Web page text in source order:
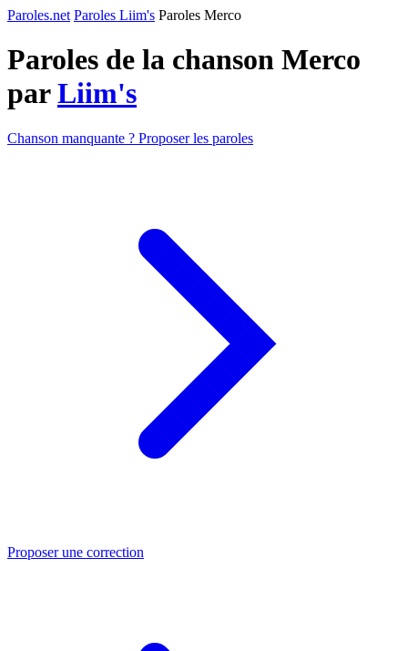
Paroles.net Paroles Liim's Paroles Merco
Paroles de la chanson Merco
parLiim's
Chanson manquante ? Proposer les paroles
Proposer une correction